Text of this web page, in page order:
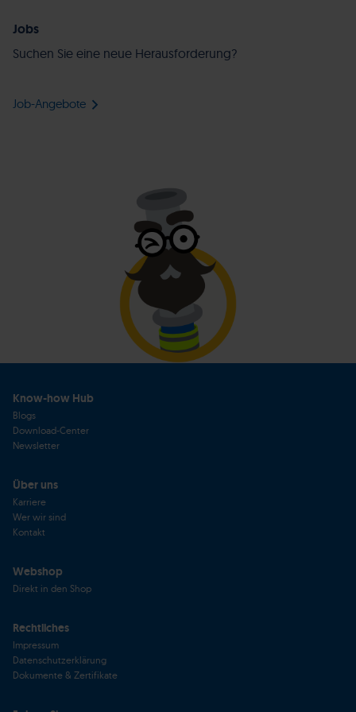
Jobs
Suchen Sie eine neue Herausforderung?
Job-Angebote
Know-how Hub
Blogs
Download-Center
Newsletter
Über uns
Karriere
Wer wir sind
Kontakt
Webshop
Direkt in den Shop
Rechtliches
Impressum
Datenschutzerklärung
Dokumente & Zertifikate